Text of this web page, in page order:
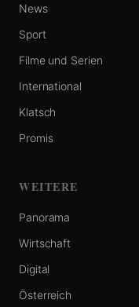
News
Sport
Filme und Serien
International
Klatsch
Promis
WEITERE
Panorama
Wirtschaft
Digital
Österreich